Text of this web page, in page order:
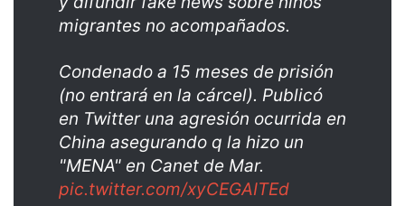
migrantes no acompañados.
Condenado a 15 meses de prisión
(no entrará en la cárcel). Publicó
en Twitter una agresión ocurrida en
China asegurando q la hizo un
"MENA" en Canet de Mar.
pic.twitter.com/xyCEGAITEd